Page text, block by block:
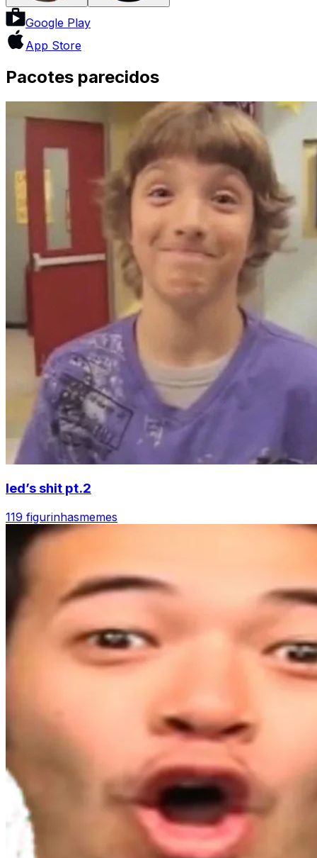
Google Play
App Store
Pacotes parecidos
led’s shit pt.2
119 figurinhasmemes